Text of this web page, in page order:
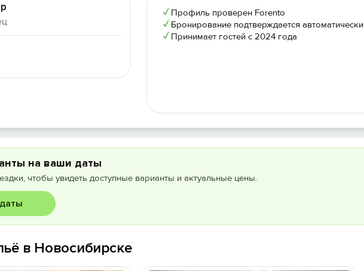
✓ Профиль проверен Forento
✓ Бронирование подтверждается автоматически
✓ Принимает гостей с 2024 года
на ваши даты
чтобы увидеть доступные варианты и актуальные цены.
в Новосибирске